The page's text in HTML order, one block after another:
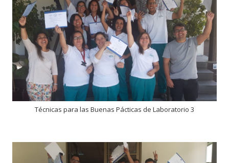
Técnicas para las Buenas Pácticas de Laboratorio 3